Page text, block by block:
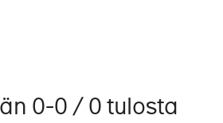
0-0 / 0 tulosta